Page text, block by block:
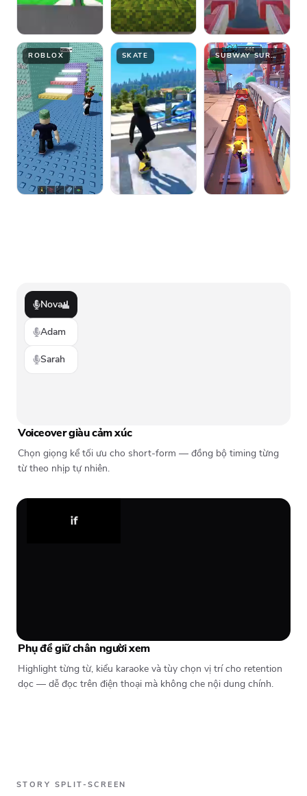
ROBLOX SKATE SUBWAY SURFER
Nova
Adam
Sarah
Voiceover giàu cảm xúc
Chọn giọng kể tối ưu cho short-form — đồng bộ timing từng
từ theo nhịp tự nhiên.
Phụ đề giữ chân người xem
Highlight từng từ, kiểu karaoke và tùy chọn vị trí cho retention
dọc — dễ đọc trên điện thoại mà không che nội dung chính.
STORY SPLIT-SCREEN